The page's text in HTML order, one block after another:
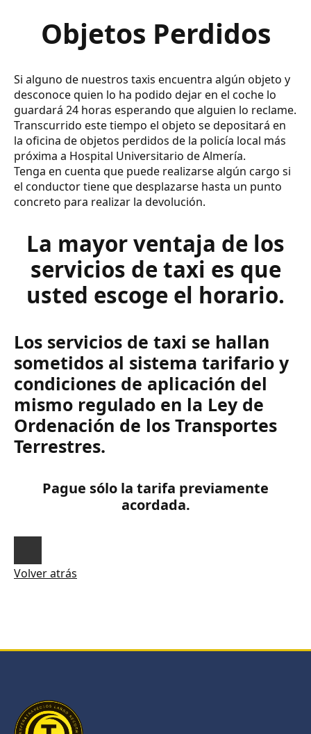
Objetos Perdidos
Si alguno de nuestros taxis encuentra algún objeto y
desconoce quien lo ha podido dejar en el coche lo
guardará 24 horas esperando que alguien lo reclame.
Transcurrido este tiempo el objeto se depositará en
la oficina de objetos perdidos de la policía local más
próxima a Hospital Universitario de Almería.
Tenga en cuenta que puede realizarse algún cargo si
el conductor tiene que desplazarse hasta un punto
concreto para realizar la devolución.
La mayor ventaja de los
servicios de taxi es que
usted escoge el horario.
Los servicios de taxi se hallan
sometidos al sistema tarifario y
condiciones de aplicación del
mismo regulado en la Ley de
Ordenación de los Transportes
Terrestres.
Pague sólo la tarifa previamente
acordada.
Volver atrás